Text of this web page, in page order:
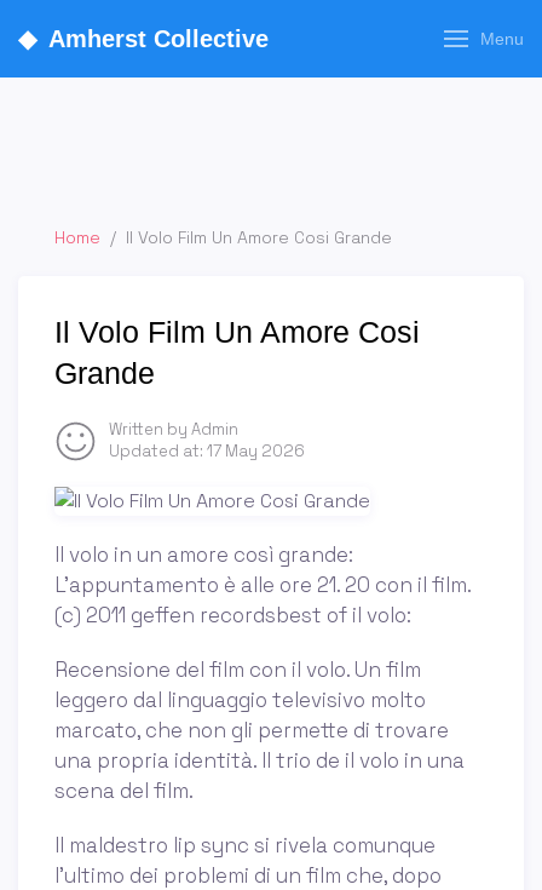
◆ Amherst Collective Menu
Home / Il Volo Film Un Amore Cosi Grande
Il Volo Film Un Amore Cosi
Grande
Written by Admin
Updated at: 17 May 2026
Il volo in un amore così grande:
L’appuntamento è alle ore 21. 20 con il film.
(c) 2011 geffen recordsbest of il volo:
Recensione del film con il volo. Un film
leggero dal linguaggio televisivo molto
marcato, che non gli permette di trovare
una propria identità. Il trio de il volo in una
scena del film.
Il maldestro lip sync si rivela comunque
l'ultimo dei problemi di un film che, dopo